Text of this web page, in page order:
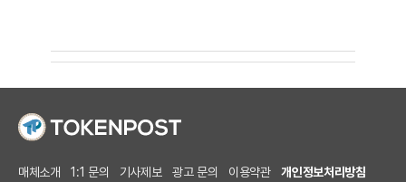
매체소개 1:1 문의 기사제보 광고 문의 이용약관
개인정보처리방침